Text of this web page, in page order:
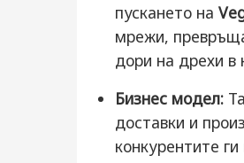
пускането на
мрежи,
дори на дрехи в
Бизнес модел:
доставки и
конкурентите ги